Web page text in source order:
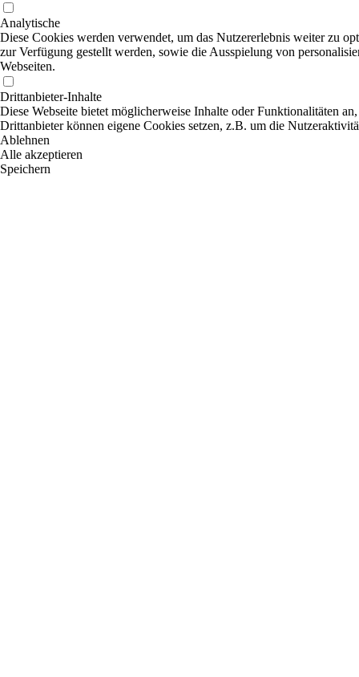
Analytische
Diese Cookies werden verwendet, um das Nutzererlebnis weiter zu
zur Verfügung gestellt werden, sowie die Ausspielung von
Webseiten.
Drittanbieter-Inhalte
Diese Webseite bietet möglicherweise Inhalte oder Funktionalitäten
Drittanbieter können eigene Cookies setzen, z.B. um die
Ablehnen
Alle akzeptieren
Speichern